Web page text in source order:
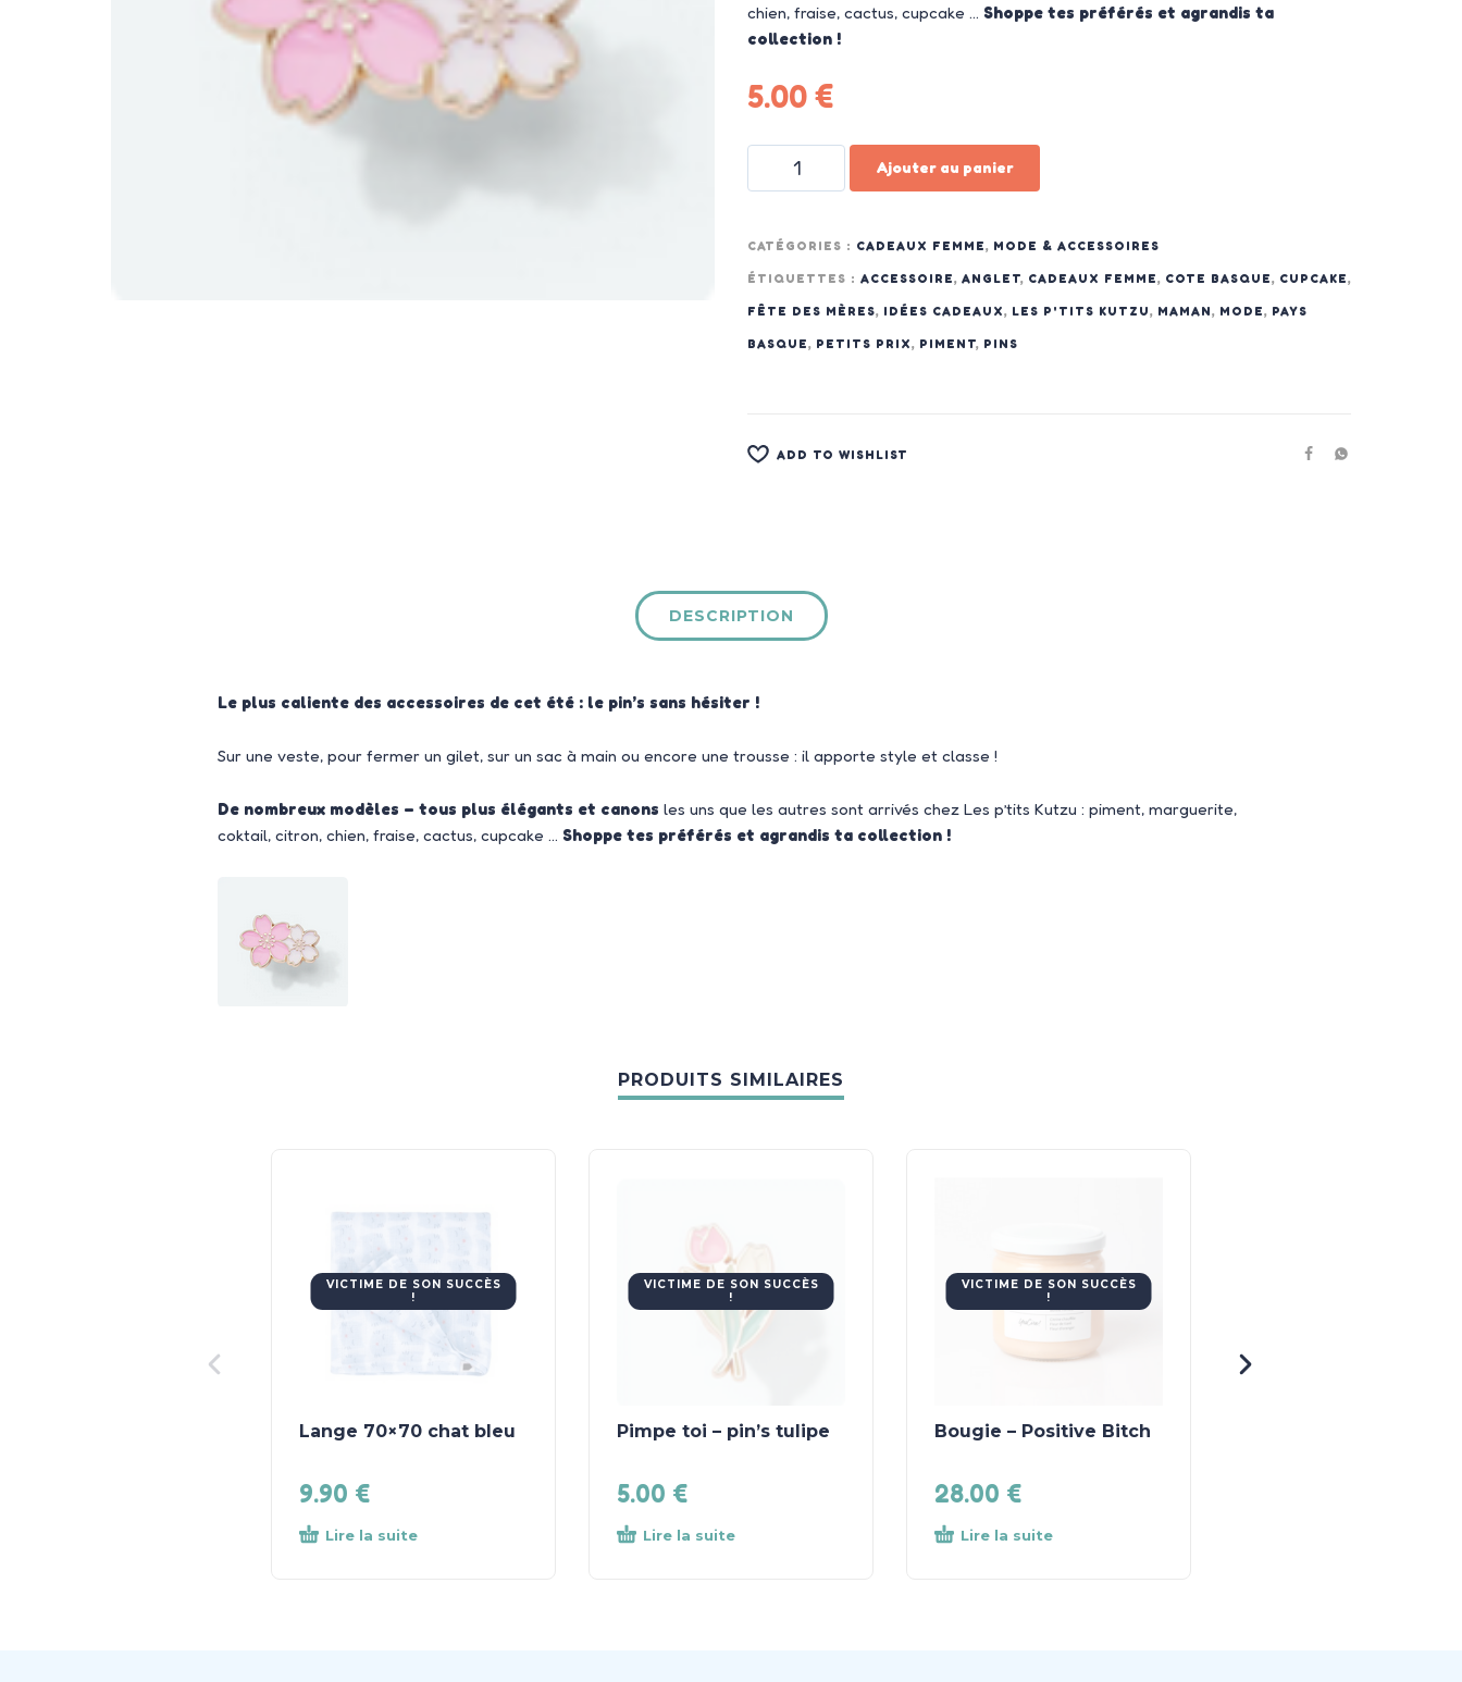
chien, fraise, cactus, cupcake … Shoppe tes préférés et agrandis ta
collection !
5.00€
Ajouter au panier
CATÉGORIES : CADEAUX FEMME, MODE & ACCESSOIRES
ÉTIQUETTES : ACCESSOIRE, ANGLET, CADEAUX FEMME, COTE BASQUE, CUPCAKE,
FÊTE DES MÈRES, IDÉES CADEAUX, LES P'TITS KUTZU, MAMAN, MODE, PAYS
BASQUE, PETITS PRIX, PIMENT, PINS
ADD TO WISHLIST
DESCRIPTION
Le plus caliente des accessoires de cet été : le pin’s sans hésiter !
Sur une veste, pour fermer un gilet, sur un sac à main ou encore une trousse : il apporte style et classe !
De nombreux modèles – tous plus élégants et canons les uns que les autres sont arrivés chez Les p’tits Kutzu : piment, marguerite,
coktail, citron, chien, fraise, cactus, cupcake … Shoppe tes préférés et agrandis ta collection !
PRODUITS SIMILAIRES
VICTIME DE SON SUCCÈS
!
Lange 70×70 chat bleu
9.90 €
Lire la suite
VICTIME DE SON SUCCÈS
!
Pimpe toi – pin’s tulipe
5.00 €
Lire la suite
VICTIME DE SON SUCCÈS
!
Bougie – Positive Bitch
28.00 €
Lire la suite